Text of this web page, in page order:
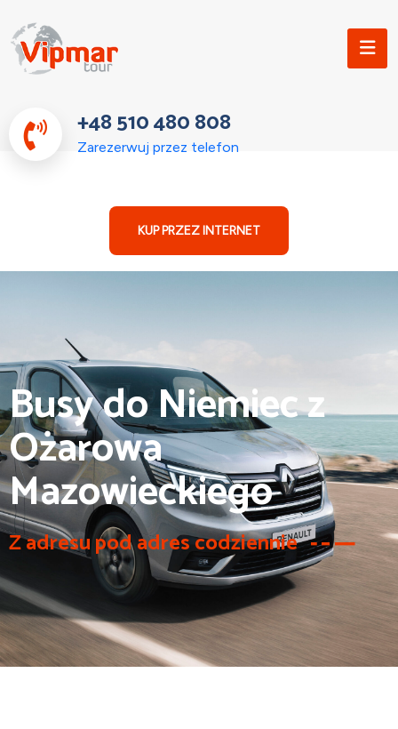
+48 510 480 808
Zarezerwuj przez telefon
KUP PRZEZ INTERNET
Busy do Niemiec z
Ożarowa
Mazowieckiego
Z adresu pod adres codziennie